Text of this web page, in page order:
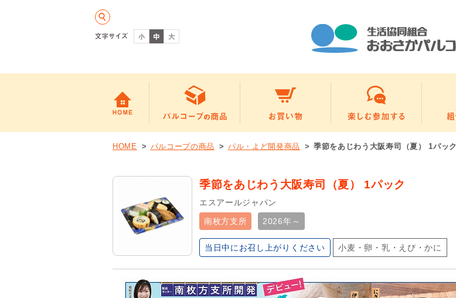
HOME パルコープの商品 パル・よど開発商品 季節をあじわう大阪寿司（夏） 1パック
季節をあじわう大阪寿司（夏） 1パック
エスアールジャパン
南枚方支所
2026年～
当日中にお召し上がりください 小麦・卵・乳・えび・かに